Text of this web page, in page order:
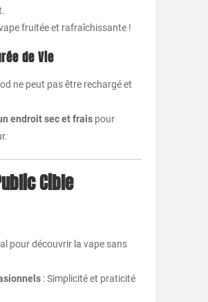
fruitée et rafraîchissante !
de Vie
ne peut pas être rechargé et
endroit sec et fraispour
Cible
pour découvrir la vape sans
: Simplicité et praticité